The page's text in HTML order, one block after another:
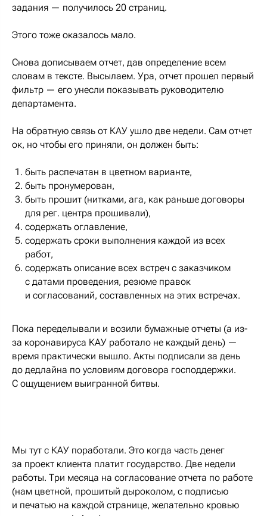
задания — получилось 20 страниц.
Этого тоже оказалось мало.
Снова дописываем отчет, дав определение всем
словам в тексте. Высылаем. Ура, отчет прошел первый
фильтр — его унесли показывать руководителю
департамента.
На обратную связь от КАУ ушло две недели. Сам отчет
ок, но чтобы его приняли, он должен быть:
быть распечатан в цветном варианте,
быть пронумерован,
быть прошит (нитками, ага, как раньше договоры
для рег. центра прошивали),
содержать оглавление,
содержать сроки выполнения каждой из всех
работ,
содержать описание всех встреч с заказчиком
с датами проведения, резюме правок
и согласований, составленных на этих встречах.
Пока переделывали и возили бумажные отчеты (а из-
за коронавируса КАУ работало не каждый день) —
время практически вышло. Акты подписали за день
до дедлайна по условиям договора господдержки.
С ощущением выигранной битвы.
Мы тут с КАУ поработали. Это когда часть денег
за проект клиента платит государство. Две недели
работы. Три месяца на согласование отчета по работе
(нам цветной, прошитый дыроколом, с подписью
и печатью на каждой странице, желательно кровью